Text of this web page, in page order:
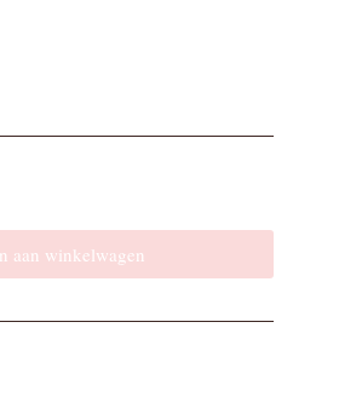
aan winkelwagen